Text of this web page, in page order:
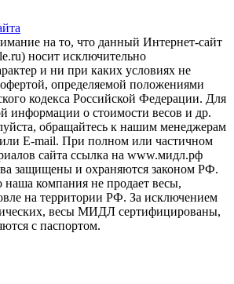
на то, что данный Интернет-сайт
носит исключительно
и ни при каких условиях не
определяемой положениями
кодекса Российской Федерации. Для
информации о стоимости весов и др.
обращайтесь к нашим менеджерам
E-mail. При полном или частичном
сайта ссылка на www.мидл.рф
защищены и охраняются законом РФ.
компания не продает весы,
на территории РФ. За исключением
весы МИДЛ сертифицированы,
с паспортом.